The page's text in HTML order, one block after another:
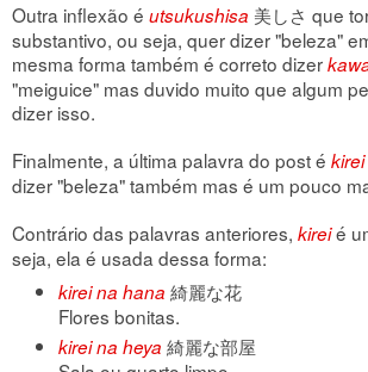
Outra inflexão é utsukushisa 美しさ que
substantivo, ou seja, quer dizer "beleza"
mesma forma também é correto dizer
"meiguice" mas duvido muito que algum
dizer isso.
Finalmente, a última palavra do post é kirei
dizer "beleza" também mas é um pouco
Contrário das palavras anteriores, kireié
seja, ela é usada dessa forma:
kirei na hana 綺麗な花
Flores bonitas.
kirei na heya 綺麗な部屋